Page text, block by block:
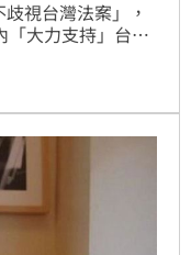
視台灣法案」，
「大力支持」台灣
權利。對此，中
權利參加聯合國，
織。